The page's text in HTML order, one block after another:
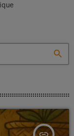
search